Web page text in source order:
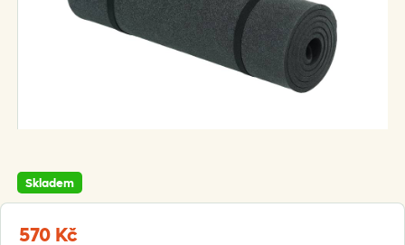
570 Kč
Skladem